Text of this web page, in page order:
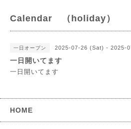
Calendar （holiday）
一日オープン 2025-07-26 (Sat) - 2025-
一日開いてます
一日開いてます
HOME